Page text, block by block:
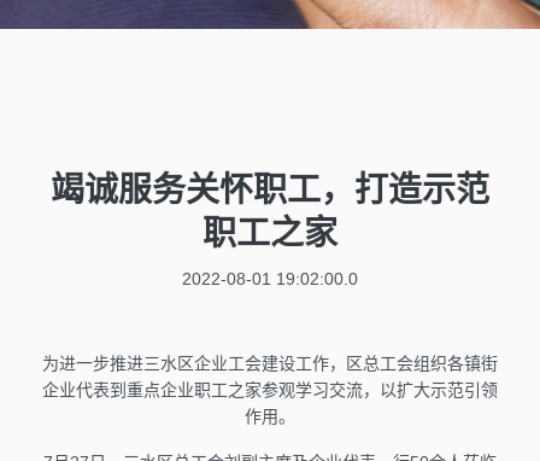
竭诚服务关怀职工，打造示范
职工之家
2022-08-01 19:02:00.0
为进一步推进三水区企业工会建设工作，区总工会组织各镇街
企业代表到重点企业职工之家参观学习交流，以扩大示范引领
作用。